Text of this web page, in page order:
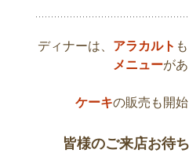
ディナーは、 アラカルト
メニューが
ケーキの販売も開始
皆様のご来店お待